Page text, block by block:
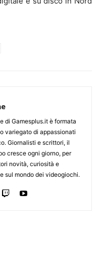
di Gamesplus.it è formata
variegato di appassionati
Giornalisti e scrittori, il
cresce ogni giorno, per
novità, curiosità e
sul mondo dei videogiochi.